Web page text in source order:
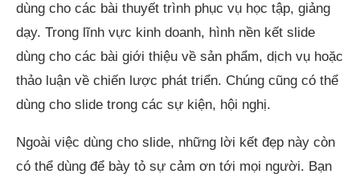
dùng cho các bài thuyết trình phục vụ học tập, giảng
dạy. Trong lĩnh vực kinh doanh, hình nền kết slide
dùng cho các bài giới thiệu về sản phẩm, dịch vụ hoặc
thảo luận về chiến lược phát triển. Chúng cũng có thể
dùng cho slide trong các sự kiện, hội nghị.
Ngoài việc dùng cho slide, những lời kết đẹp này còn
có thể dùng để bày tỏ sự cảm ơn tới mọi người. Bạn